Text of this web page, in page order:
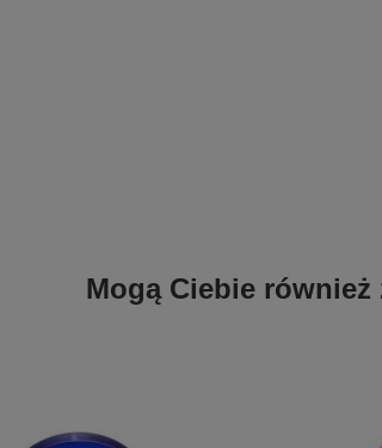
Mogą Ciebie również